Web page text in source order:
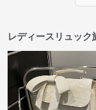
レディースリュック